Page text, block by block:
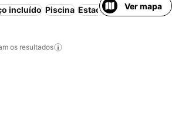
incluído Piscina EstacionamentoVer mapa
os resultados